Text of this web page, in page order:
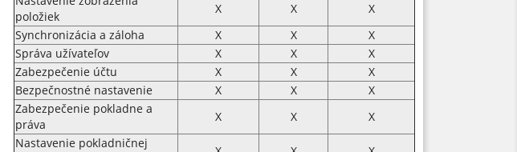
položiek
X X
X
Synchronizácia a záloha
X X
X
Správa užívateľov
X X
X
Zabezpečenie účtu
X X
X
Bezpečnostné nastavenie
X X
X
Zabezpečenie pokladne a
práva
X X
X
Nastavenie pokladničnej